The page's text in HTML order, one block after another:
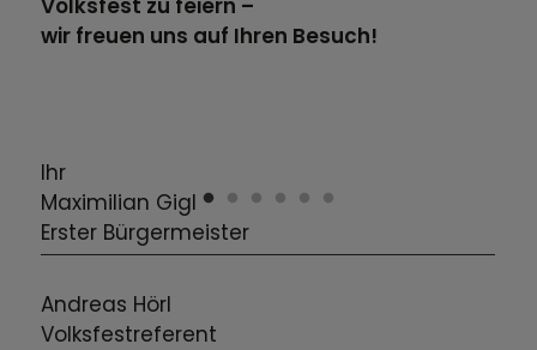
Volksfest zu feiern –
wir freuen uns auf Ihren Besuch!
Ihr
Maximilian Gigl
Erster Bürgermeister
Andreas Hörl
Volksfestreferent